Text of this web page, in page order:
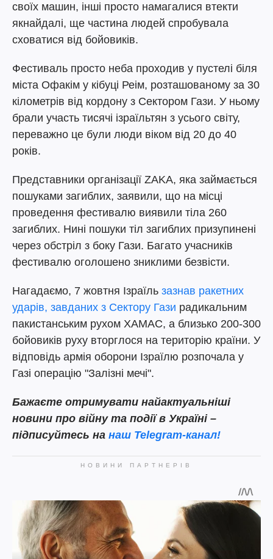
своїх машин, інші просто намагалися втекти
якнайдалі, ще частина людей спробувала
сховатися від бойовиків.
Фестиваль просто неба проходив у пустелі біля
міста Офакім у кібуці Реім, розташованому за 30
кілометрів від кордону з Сектором Гази. У ньому
брали участь тисячі ізраїльтян з усього світу,
переважно це були люди віком від 20 до 40
років.
Представники організації ZAKA, яка займається
пошуками загиблих, заявили, що на місці
проведення фестивалю виявили тіла 260
загиблих. Нині пошуки тіл загиблих призупинені
через обстріл з боку Гази. Багато учасників
фестивалю оголошено зниклими безвісти.
Нагадаємо, 7 жовтня Ізраїль зазнав ракетних
ударів, завданих з Сектору Гази радикальним
пакистанським рухом ХАМАС, а близько 200-300
бойовиків руху вторглося на територію країни. У
відповідь армія оборони Ізраїлю розпочала у
Газі операцію "Залізні мечі".
Бажаєте отримувати найактуальніші
новини про війну та події в Україні –
підписуйтесь на наш Telegram-канал!